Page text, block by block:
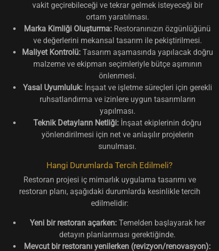
vakit geçirebileceği ve tekrar gelmek isteyeceği bir
ortam yaratılması.
Marka Kimliği Oluşturma: Restoranınızın özgünlüğünü
ve değerlerini mekansal tasarım ile pekiştirilmesi.
Maliyet Kontrolü:Tasarım aşamasında yapılacak doğru
malzeme ve ekipman seçimleriyle bütçe aşımının
önlenmesi.
Yasal Uyumluluk:İnşaat ve işletme süreçleri için gerekli
ruhsatlandırma ve izinlere uygun tasarımların
yapılması.
Teknik Detayların Netliği: İnşaat ekiplerinin doğru
yönlendirilmesi için net ve anlaşılır projelerin
sunulması.
Hangi Durumlarda Tercih Edilmeli?
Restoran projesi iç mimarlık uygulama tasarımı ve
restoran planı, aşağıdaki durumlarda kesinlikle tercih
edilmelidir:
Yeni bir restoran açarken:Temelden başlayarak her
detayın planlanması gerektiğinde.
Mevcut bir restoranı yenilerken (revizyon/renovasyon):